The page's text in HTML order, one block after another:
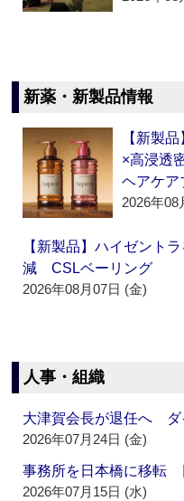
新薬・新製品情報
【新製
×高浸透
ヘアケ
2026年08
【新製品】ハイゼント
減 CSLベーリング
2026年08月07日 (金)
人事・組織
大津賀会長が退任へ ダ
2026年07月24日 (金)
事務所を日本橋に移転
2026年07月15日 (水)